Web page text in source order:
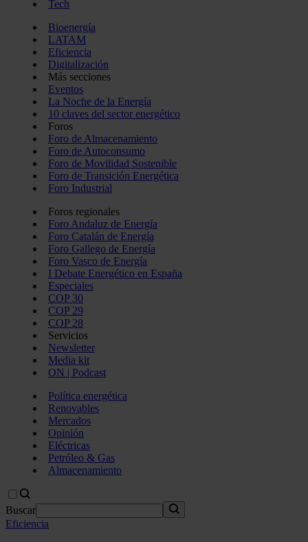
Tech
Bioenergía
LATAM
Eficiencia
Digitalización
Más secciones
Eventos
La Noche de la Energía
10 claves del sector energético
Foros
Foro de Almacenamiento
Foro de Autoconsumo
Foro de Movilidad Sostenible
Foro de Transición Energética
Foro Industrial
Foros regionales
Foro Andaluz de Energía
Foro Catalán de Energía
Foro Gallego de Energía
Foro Vasco de Energía
I Debate Energético en España
Especiales
COP 30
COP 29
COP 28
Servicios
Newsletter
Media kit
ON | Podcast
Política energética
Renovables
Mercados
Opinión
Eléctricas
Petróleo & Gas
Almacenamiento
Buscar
Eficiencia